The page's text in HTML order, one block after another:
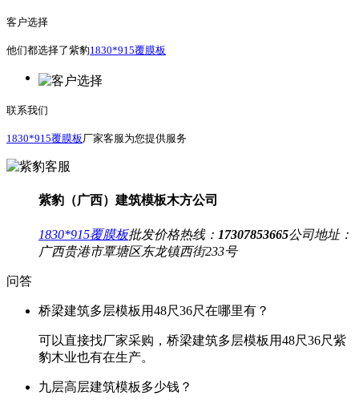
客户选择
他们都选择了紫豹1830*915覆膜板
联系我们
1830*915覆膜板厂家客服为您提供服务
紫豹（广西）建筑模板木方公司
1830*915覆膜板批发价格热线： 17307853665公司地址：
广西贵港市覃塘区东龙镇西街233号
问答
桥梁建筑多层模板用48尺36尺在哪里有？
可以直接找厂家采购，桥梁建筑多层模板用48尺36尺紫
豹木业也有在生产。
九层高层建筑模板多少钱？